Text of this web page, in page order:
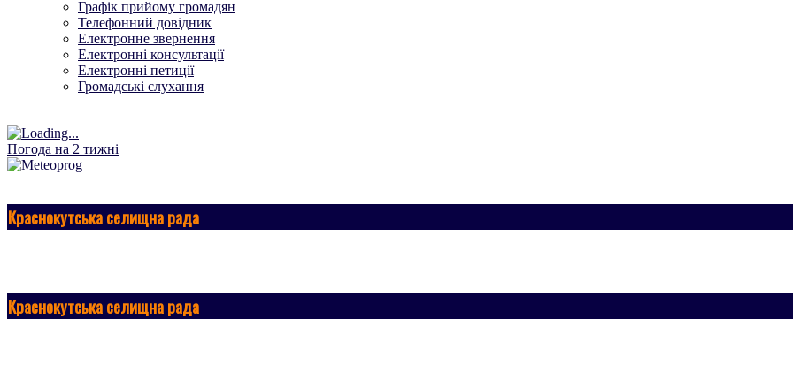
Графік прийому громадян
Телефонний довідник
Електронне звернення
Електронні консультації
Електронні петиції
Громадські слухання
Погода на 2 тижні
Краснокутська селищна рада
Краснокутська селищна рада